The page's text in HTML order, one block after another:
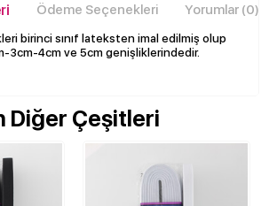
Ödeme Seçenekleri Yorumlar (0)
birinci sınıf lateksten imal edilmiş olup
3cm-4cm ve 5cm genişliklerindedir.
Diğer Çeşitleri